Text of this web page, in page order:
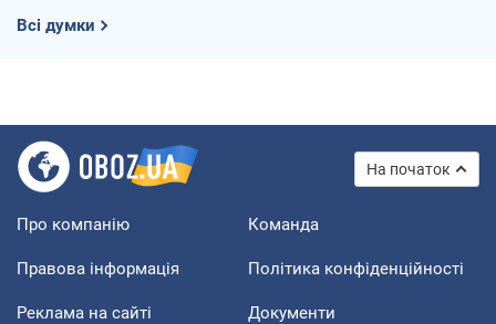
Всі думки
На початок
Про компанію Команда
Правова інформація Політика конфіденційності
Реклама на сайті Документи